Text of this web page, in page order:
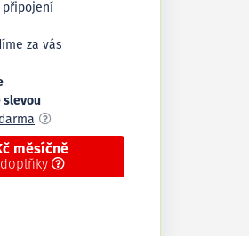
za vás
slevou
měsíčně
doplňky